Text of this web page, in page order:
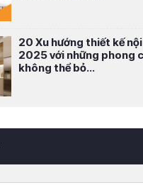
20 Xu hướng thiết kế
2025 với những phong
không thể bỏ...